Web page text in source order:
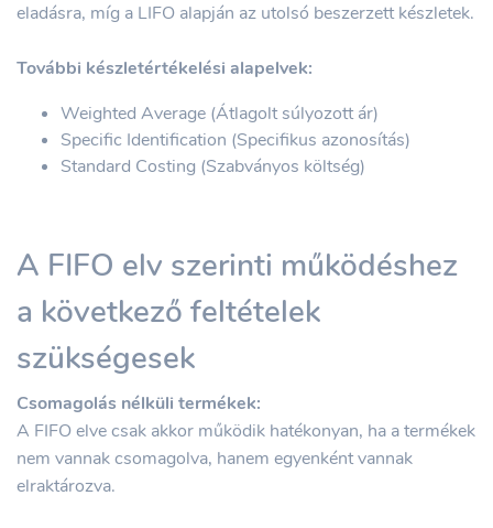
eladásra, míg a LIFO alapján az utolsó beszerzett készletek.
További készletértékelési alapelvek:
Weighted Average (Átlagolt súlyozott ár)
Specific Identification (Specifikus azonosítás)
Standard Costing (Szabványos költség)
A FIFO elv szerinti működéshez
a következő feltételek
szükségesek
Csomagolás nélküli termékek:
A FIFO elve csak akkor működik hatékonyan, ha a termékek
nem vannak csomagolva, hanem egyenként vannak
elraktározva.